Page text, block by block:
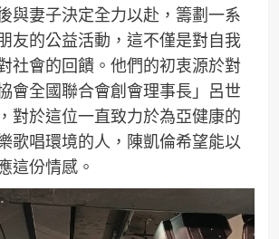
與妻子決定全力以赴，籌劃一系
友的公益活動，這不僅是對自我
社會的回饋。他們的初衷源於對
會全國聯合會創會理事長」呂世
對於這位一直致力於為亞健康的
歌唱環境的人，陳凱倫希望能以
這份情感。